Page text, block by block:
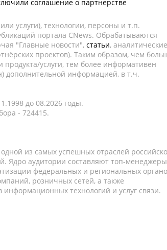
соглашение о партнерстве
услуги), технологии, персоны и т.п.
портала CNews. Обрабатываются
"Главные новости", статьи, аналитические
проектов). Таким образом, чем
услуги, тем более информативен
дополнительной информацией, в т.ч.
до 08.2026 годы.
- 724415.
из самых успешных отраслей
Ядро аудитории составляют топ-
федеральных и региональных
розничных сетей, а также
технологий и услуг связи.